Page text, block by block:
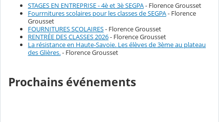
STAGES EN ENTREPRISE - 4è et 3è SEGPA- Florence Grousset
Fourrnitures scolaires pour les classes de SEGPA- Florence
Grousset
FOURNITURES SCOLAIRES- Florence Grousset
RENTRÉE DES CLASSES 2026- Florence Grousset
La résistance en Haute-Savoie. Les élèves de 3ème au plateau
des Glières.- Florence Grousset
Prochains événements